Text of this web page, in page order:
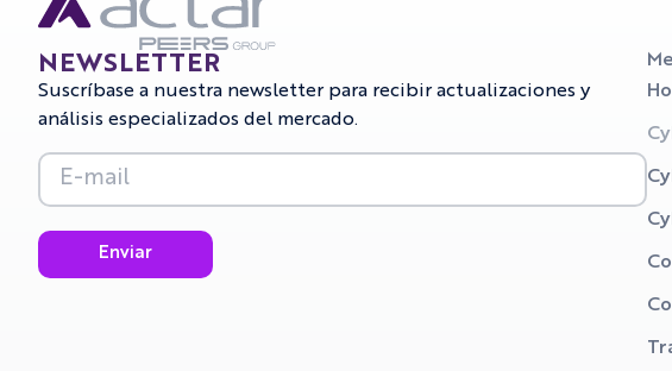
NEWSLETTER
Suscríbase a nuestra newsletter para recibir actualizaciones y
análisis especializados del mercado.
Enviar